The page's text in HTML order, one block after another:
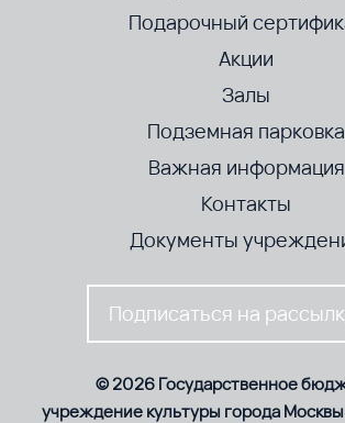
Подарочный
Акции
Залы
Подземная парковка
Важная информация
Контакты
Документы
Подписаться на
© 2026 Государственное
учреждение культуры города